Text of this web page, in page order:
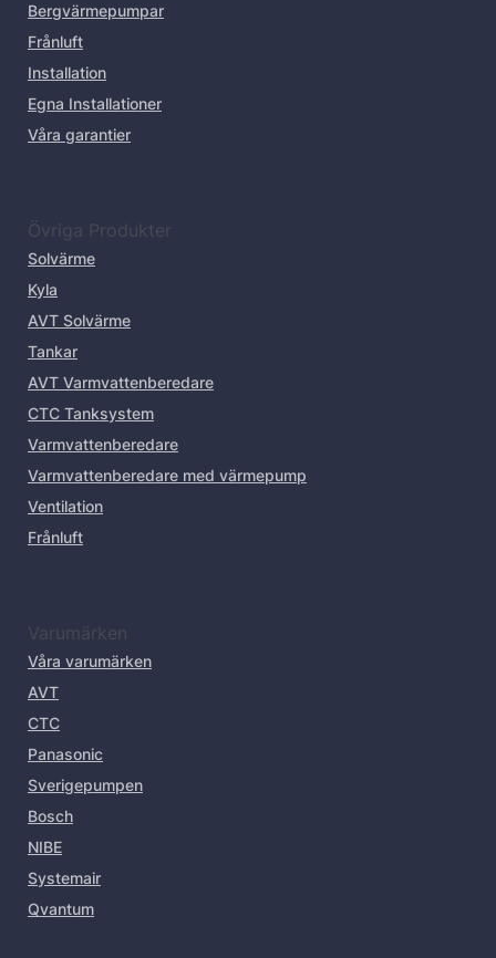
Bergvärmepumpar
Frånluft
Installation
Egna Installationer
Våra garantier
Övriga Produkter
Solvärme
Kyla
AVT Solvärme
Tankar
AVT Varmvattenberedare
CTC Tanksystem
Varmvattenberedare
Varmvattenberedare med värmepump
Ventilation
Frånluft
Varumärken
Våra varumärken
AVT
CTC
Panasonic
Sverigepumpen
Bosch
NIBE
Systemair
Qvantum